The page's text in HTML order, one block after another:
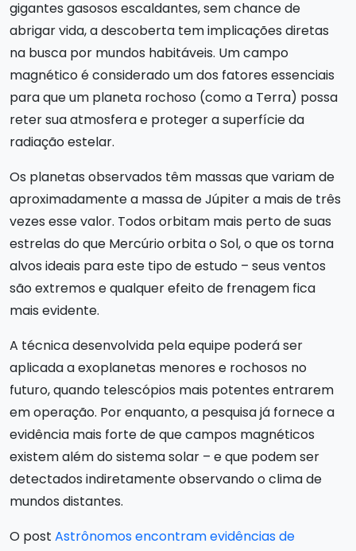
gigantes gasosos escaldantes, sem chance de
abrigar vida, a descoberta tem implicações diretas
na busca por mundos habitáveis. Um campo
magnético é considerado um dos fatores essenciais
para que um planeta rochoso (como a Terra) possa
reter sua atmosfera e proteger a superfície da
radiação estelar.
Os planetas observados têm massas que variam de
aproximadamente a massa de Júpiter a mais de três
vezes esse valor. Todos orbitam mais perto de suas
estrelas do que Mercúrio orbita o Sol, o que os torna
alvos ideais para este tipo de estudo – seus ventos
são extremos e qualquer efeito de frenagem fica
mais evidente.
A técnica desenvolvida pela equipe poderá ser
aplicada a exoplanetas menores e rochosos no
futuro, quando telescópios mais potentes entrarem
em operação. Por enquanto, a pesquisa já fornece a
evidência mais forte de que campos magnéticos
existem além do sistema solar – e que podem ser
detectados indiretamente observando o clima de
mundos distantes.
O post Astrônomos encontram evidências de